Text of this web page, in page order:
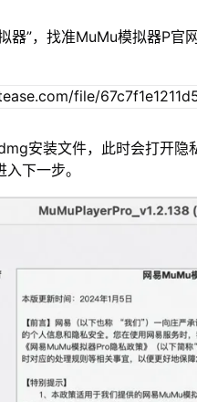
器”，找准MuMu模拟器P官
安装文件，此时会打开隐
下一步。